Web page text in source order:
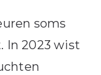
soms
In 2023 wist